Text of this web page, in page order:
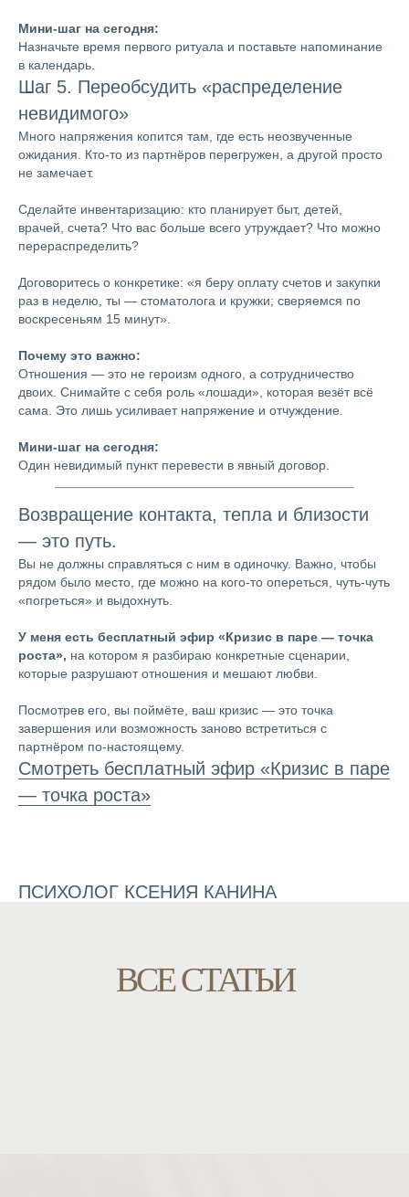
Мини-шаг на сегодня:
Назначьте время первого ритуала и поставьте напоминание
в календарь.
Шаг 5. Переобсудить «распределение
невидимого»
Много напряжения копится там, где есть неозвученные
ожидания. Кто-то из партнёров перегружен, а другой просто
не замечает.
Сделайте инвентаризацию: кто планирует быт, детей,
врачей, счета? Что вас больше всего утруждает? Что можно
перераспределить?
Договоритесь о конкретике: «я беру оплату счетов и закупки
раз в неделю, ты — стоматолога и кружки; сверяемся по
воскресеньям 15 минут».
Почему это важно:
Отношения — это не героизм одного, а сотрудничество
двоих. Снимайте с себя роль «лошади», которая везёт всё
сама. Это лишь усиливает напряжение и отчуждение.
Мини-шаг на сегодня:
Один невидимый пункт перевести в явный договор.
Возвращение контакта, тепла и близости
— это путь.
Вы не должны справляться с ним в одиночку. Важно, чтобы
рядом было место, где можно на кого-то опереться, чуть-чуть
«погреться» и выдохнуть.
У меня есть бесплатный эфир «Кризис в паре — точка
роста», на котором я разбираю конкретные сценарии,
которые разрушают отношения и мешают любви.
Посмотрев его, вы поймёте, ваш кризис — это точка
завершения или возможность заново встретиться с
партнёром по-настоящему.
Смотреть бесплатный эфир «Кризис в паре
— точка роста»
ПСИХОЛОГ КСЕНИЯ КАНИНА
ВСЕ СТАТЬИ